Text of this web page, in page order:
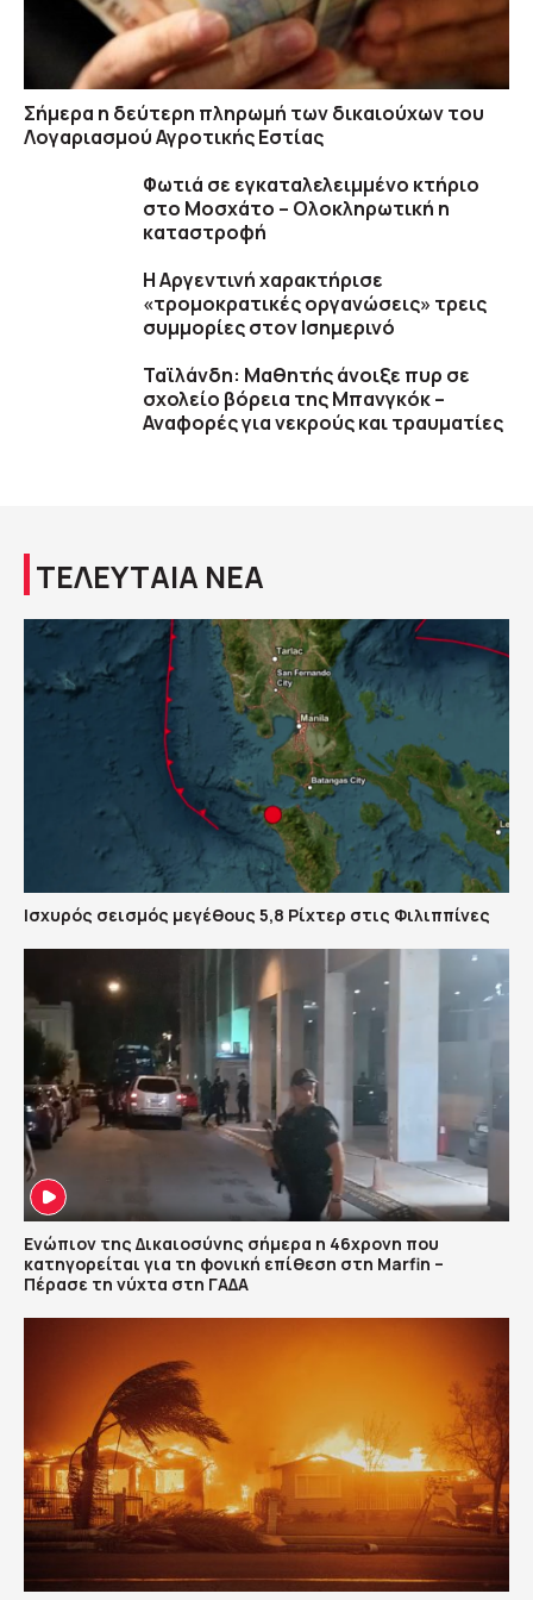
Σήμερα η δεύτερη πληρωμή των δικαιούχων του
Λογαριασμού Αγροτικής Εστίας
Φωτιά σε εγκαταλελειμμένο κτήριο
στο Μοσχάτο – Ολοκληρωτική η
καταστροφή
Η Αργεντινή χαρακτήρισε
«τρομοκρατικές οργανώσεις» τρεις
συμμορίες στον Ισημερινό
Ταϊλάνδη: Μαθητής άνοιξε πυρ σε
σχολείο βόρεια της Μπανγκόκ –
Αναφορές για νεκρούς και τραυματίες
ΤΕΛΕΥΤΑΙΑ ΝΕΑ
Ισχυρός σεισμός μεγέθους 5,8 Ρίχτερ στις Φιλιππίνες
Ενώπιον της Δικαιοσύνης σήμερα η 46χρονη που
κατηγορείται για τη φονική επίθεση στη Marfin –
Πέρασε τη νύχτα στη ΓΑΔΑ